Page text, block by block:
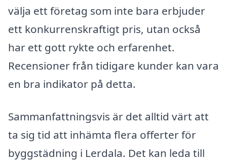
välja ett företag som inte bara erbjuder
ett konkurrenskraftigt pris, utan också
har ett gott rykte och erfarenhet.
Recensioner från tidigare kunder kan vara
en bra indikator på detta.
Sammanfattningsvis är det alltid värt att
ta sig tid att inhämta flera offerter för
byggstädning i Lerdala. Det kan leda till